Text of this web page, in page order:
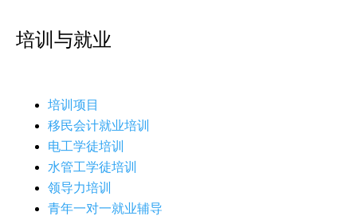
培训与就业
培训项目
移民会计就业培训
电工学徒培训
水管工学徒培训
领导力培训
青年一对一就业辅导